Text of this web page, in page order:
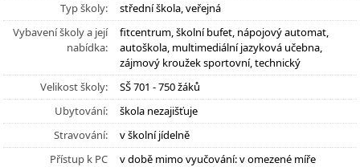
Typ školy:
střední škola, veřejná
Vybavení školy a její
nabídka:
fitcentrum, školní bufet, nápojový automat,
autoškola, multimediální jazyková učebna,
zájmový kroužek sportovní, technický
Velikost školy:
SŠ 701 - 750 žáků
Ubytování:
škola nezajišťuje
Stravování:
v školní jídelně
Přístup k PC
v době mimo vyučování: v omezené míře